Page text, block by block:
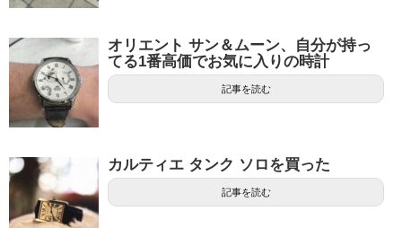
オリエント サン＆ムーン、自分が持っ
てる1番高価でお気に入りの時計
記事を読む
カルティエ タンク ソロを買った
記事を読む